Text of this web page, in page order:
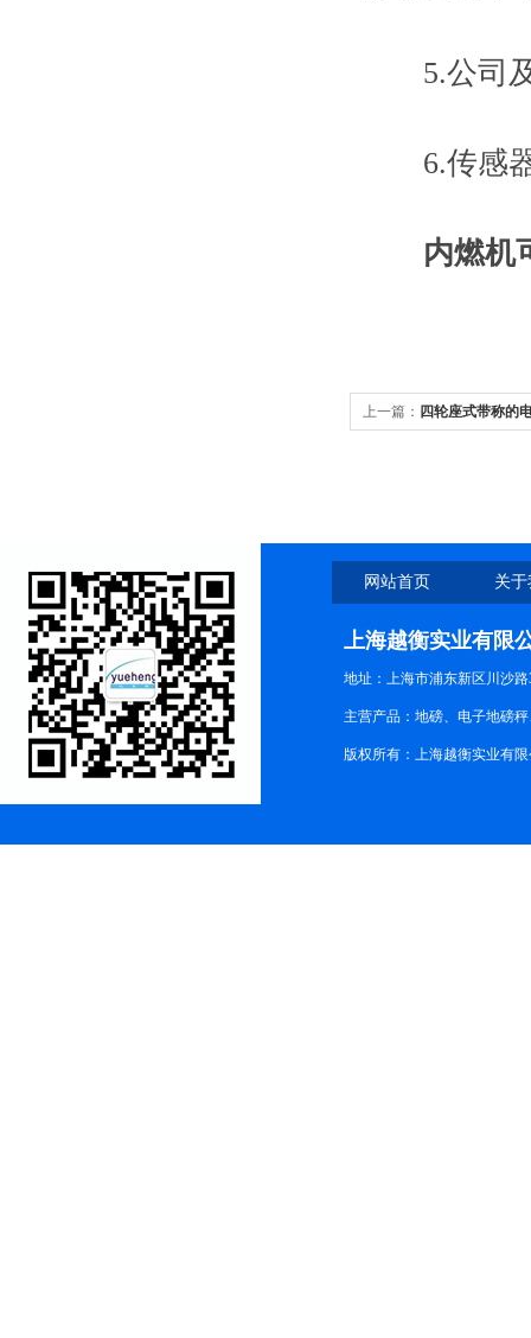
5.公司及
6.传感器
内燃机
上一篇： 四轮座式带称的
网站首页 关
上海越衡实业有限
地址：上海市浦东新区川沙路
主营产品：地磅、电子地磅
版权所有：上海越衡实业有